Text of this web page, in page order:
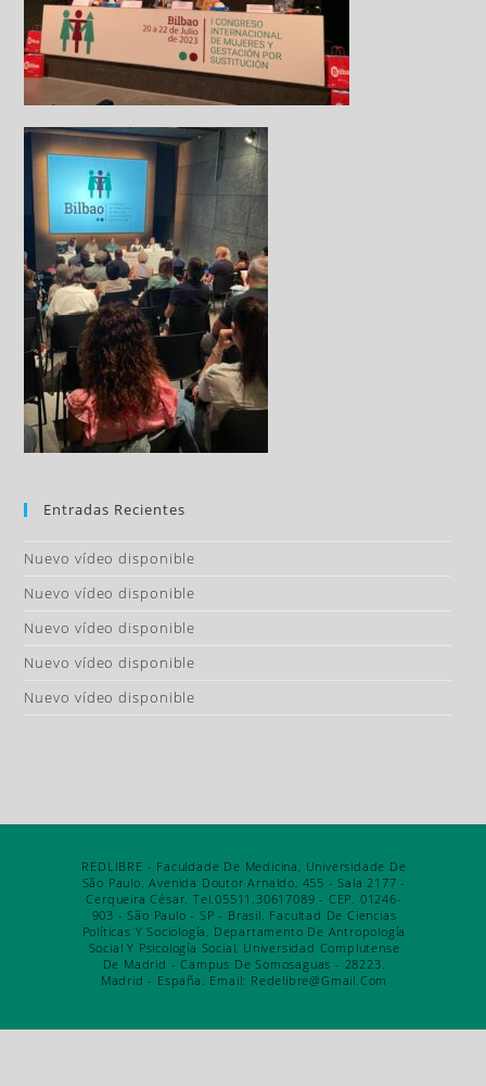
Entradas Recientes
Nuevo vídeo disponible
Nuevo vídeo disponible
Nuevo vídeo disponible
Nuevo vídeo disponible
Nuevo vídeo disponible
REDLIBRE - Faculdade De Medicina, Universidade De
São Paulo. Avenida Doutor Arnaldo, 455 - Sala 2177 -
Cerqueira César. Tel.05511.30617089 - CEP. 01246-
903 - São Paulo - SP - Brasil. Facultad De Ciencias
Políticas Y Sociología, Departamento De Antropología
Social Y Psicología Social, Universidad Complutense
De Madrid - Campus De Somosaguas - 28223.
Madrid - España. Email: Redelibre@gmail.com